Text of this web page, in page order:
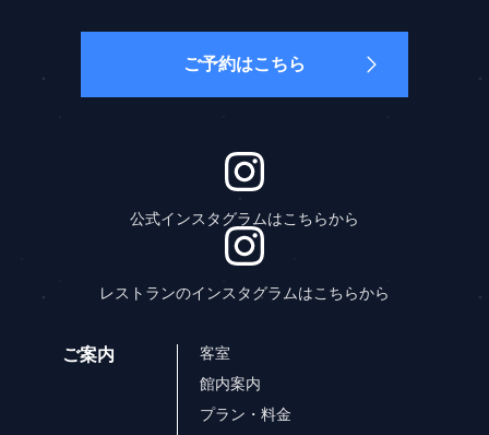
ご予約はこちら
公式インスタグラムはこちらから
レストランのインスタグラムはこちらから
ご案内
客室
館内案内
プラン・料金